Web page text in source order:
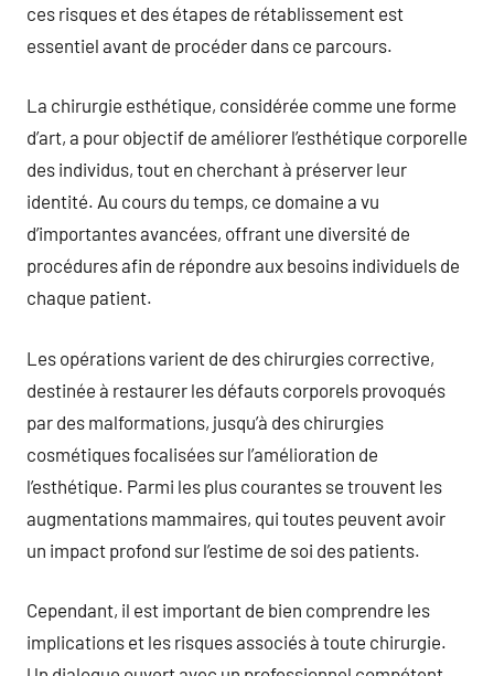
ces risques et des étapes de rétablissement est
essentiel avant de procéder dans ce parcours.
La chirurgie esthétique, considérée comme une forme
d’art, a pour objectif de améliorer l’esthétique corporelle
des individus, tout en cherchant à préserver leur
identité. Au cours du temps, ce domaine a vu
d’importantes avancées, offrant une diversité de
procédures afin de répondre aux besoins individuels de
chaque patient.
Les opérations varient de des chirurgies corrective,
destinée à restaurer les défauts corporels provoqués
par des malformations, jusqu’à des chirurgies
cosmétiques focalisées sur l’amélioration de
l’esthétique. Parmi les plus courantes se trouvent les
augmentations mammaires, qui toutes peuvent avoir
un impact profond sur l’estime de soi des patients.
Cependant, il est important de bien comprendre les
implications et les risques associés à toute chirurgie.